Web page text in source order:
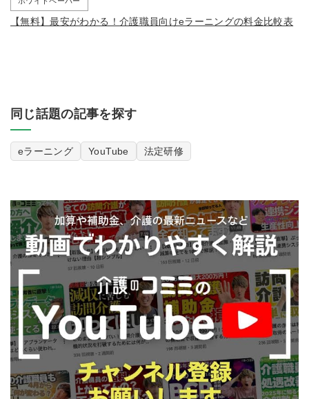
【無料】最安がわかる！介護職員向けeラーニングの料金比較表
同じ話題の記事を探す
eラーニング YouTube 法定研修